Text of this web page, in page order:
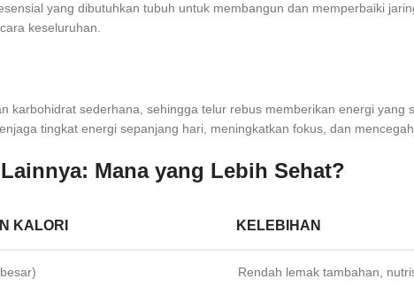
yang dibutuhkan tubuh untuk membangun dan memperbaiki
keseluruhan.
karbohidrat sederhana, sehingga telur rebus memberikan energi
tingkat energi sepanjang hari, meningkatkan fokus, dan
Mana yang Lebih Sehat?
KALORI KELEBIHAN
Rendah lemak tambahan,